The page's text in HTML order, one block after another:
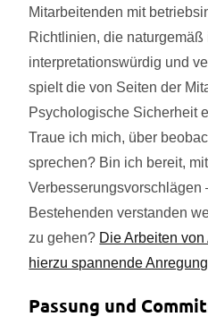
Mitarbeitenden mit
Richtlinien, die naturgemäß
interpretationswürdig und
spielt die von Seiten der
Psychologische Sicherheit
Traue ich mich, über
sprechen? Bin ich bereit,
Verbesserungsvorschlägen
Bestehenden verstanden
zu gehen? Die Arbeiten
hierzu spannende
Passung und